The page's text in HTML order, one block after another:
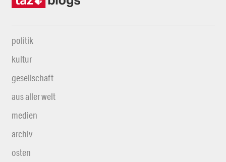
politik
kultur
gesellschaft
aus aller welt
medien
archiv
osten